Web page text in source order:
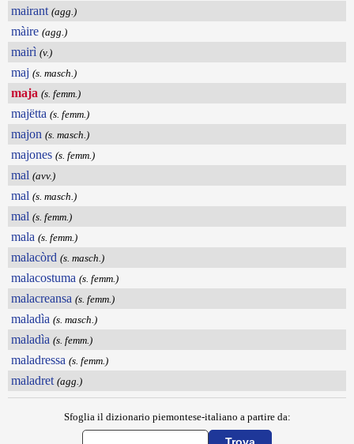
mairant (agg.)
màire (agg.)
mairì (v.)
maj (s. masch.)
maja (s. femm.)
majëtta (s. femm.)
majon (s. masch.)
majones (s. femm.)
mal (avv.)
mal (s. masch.)
mal (s. femm.)
mala (s. femm.)
malacòrd (s. masch.)
malacostuma (s. femm.)
malacreansa (s. femm.)
maladìa (s. masch.)
maladìa (s. femm.)
maladressa (s. femm.)
maladret (agg.)
Sfoglia il dizionario piemontese-italiano a partire da: